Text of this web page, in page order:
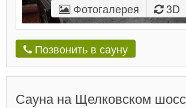
Фотогалерея 3D
Позвонить в сауну
Сауна на Щелковском